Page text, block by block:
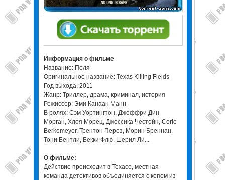
Информация о фильме
Название: Поля
Оригинальное название: Texas Killing Fields
Год выхода: 2011
Жанр: Триллер, драма, криминал, история
Режиссер: Эми Канаан Манн
В ролях: Сэм Уортингтон, Джеффри Дин
Морган, Хлоя Морец, Джессика Честейн, Corie
Berkemeyer, Трентон Перез, Морин Бреннан,
Тони Бентли, Бекки Флю, Шерил Ли...
О фильме:
Действие происходит в Техасе, местная
команда детективов объединяется с копом из